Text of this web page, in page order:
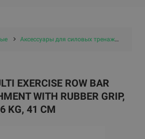
Аксессуары для силовых тренажеров
EXERCISE ROW BAR
WITH RUBBER GRIP,
KG, 41 CM